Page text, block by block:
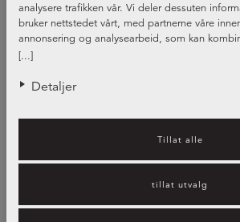
[...]
analysere trafikken vår. Vi deler dessuten
bruker nettstedet vårt, med partnerne våre
annonsering og analysearbeid, som kan
informasjon du har gjort tilgjengelig for dem,
Detaljer
Tillat alle
tillat utvalg